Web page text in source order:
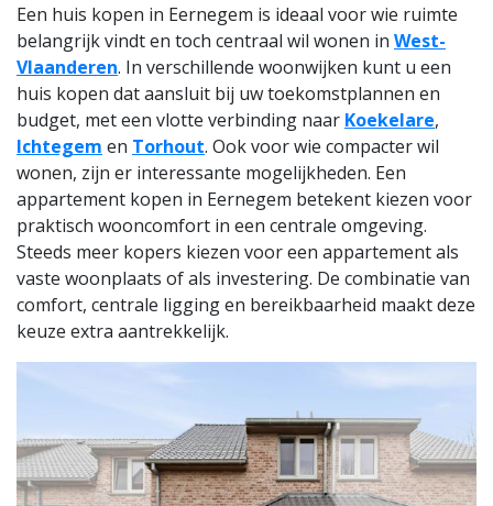
Een huis kopen in Eernegem is ideaal voor wie ruimte
belangrijk vindt en toch centraal wil wonen in West-
Vlaanderen. In verschillende woonwijken kunt u een
huis kopen dat aansluit bij uw toekomstplannen en
budget, met een vlotte verbinding naar Koekelare,
Ichtegem en Torhout. Ook voor wie compacter wil
wonen, zijn er interessante mogelijkheden. Een
appartement kopen in Eernegem betekent kiezen voor
praktisch wooncomfort in een centrale omgeving.
Steeds meer kopers kiezen voor een appartement als
vaste woonplaats of als investering. De combinatie van
comfort, centrale ligging en bereikbaarheid maakt deze
keuze extra aantrekkelijk.